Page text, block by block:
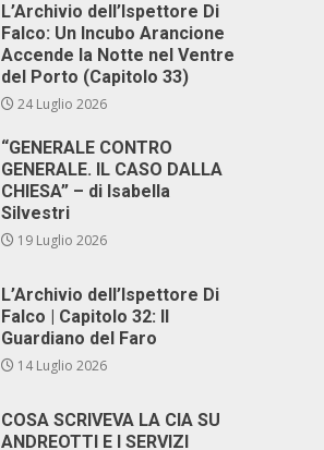
L’Archivio dell’Ispettore Di
Falco: Un Incubo Arancione
Accende la Notte nel Ventre
del Porto (Capitolo 33)
24 Luglio 2026
“GENERALE CONTRO
GENERALE. IL CASO DALLA
CHIESA” – di Isabella
Silvestri
19 Luglio 2026
L’Archivio dell’Ispettore Di
Falco | Capitolo 32: Il
Guardiano del Faro
14 Luglio 2026
COSA SCRIVEVA LA CIA SU
ANDREOTTI E I SERVIZI